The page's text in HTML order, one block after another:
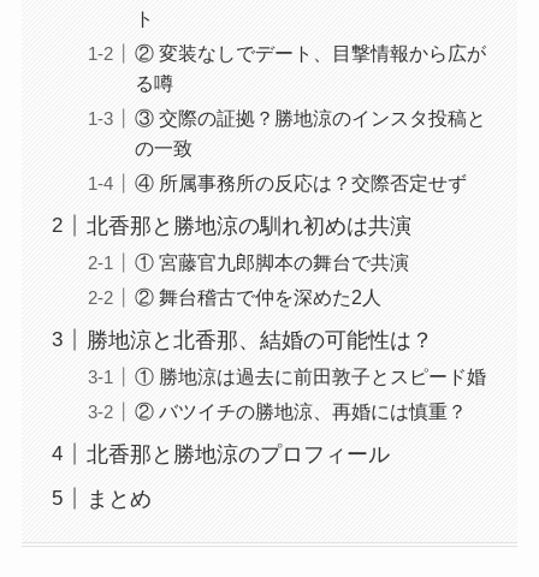
ト
② 変装なしでデート、目撃情報から広が
る噂
③ 交際の証拠？勝地涼のインスタ投稿と
の一致
④ 所属事務所の反応は？交際否定せず
北香那と勝地涼の馴れ初めは共演
① 宮藤官九郎脚本の舞台で共演
② 舞台稽古で仲を深めた2人
勝地涼と北香那、結婚の可能性は？
① 勝地涼は過去に前田敦子とスピード婚
② バツイチの勝地涼、再婚には慎重？
北香那と勝地涼のプロフィール
まとめ